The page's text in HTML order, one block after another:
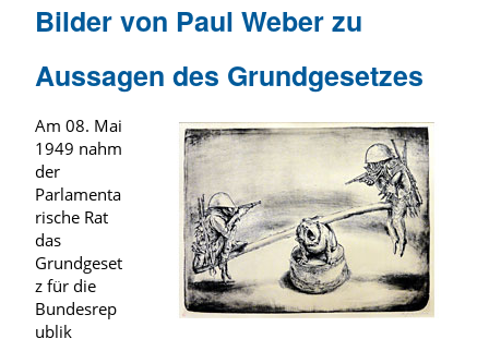
Bilder von Paul Weber zu
Aussagen des Grundgesetzes
Am 08. Mai
1949 nahm
der
Parlamenta
rische Rat
das
Grundgeset
z für die
Bundesrep
ublik